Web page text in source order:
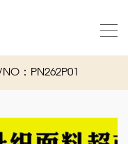
：PN262P01